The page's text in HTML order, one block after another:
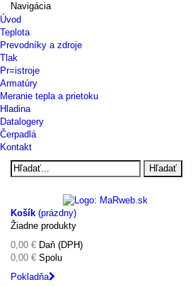
Navigácia
Úvod
Teplota
Prevodníky a zdroje
Tlak
Pr=istroje
Armatúry
Meranie tepla a prietoku
Hladina
Datalogery
Čerpadlá
Kontakt
Hľadať
Košík (prázdny)
Žiadne produkty
0,00 € Daň (DPH)
0,00 € Spolu
Pokladňa